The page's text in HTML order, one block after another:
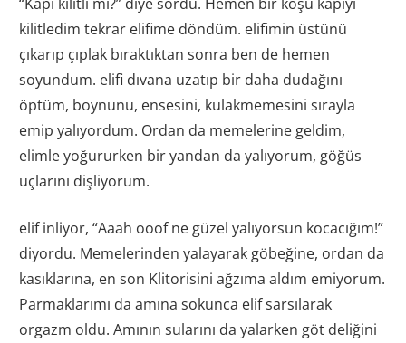
kilitledim tekrar elifime döndüm. elifimin üstünü
çıkarıp çıplak bıraktıktan sonra ben de hemen
soyundum. elifi dıvana uzatıp bir daha dudağını
öptüm, boynunu, ensesini, kulakmemesini sırayla
emip yalıyordum. Ordan da memelerine geldim,
elimle yoğururken bir yandan da yalıyorum, göğüs
uçlarını dişliyorum.
elif inliyor, “Aaah ooof ne güzel yalıyorsun kocacığım!”
diyordu. Memelerinden yalayarak göbeğine, ordan da
kasıklarına, en son Klitorisini ağzıma aldım emiyorum.
Parmaklarımı da amına sokunca elif sarsılarak
orgazm oldu. Amının sularını da yalarken göt deliğini